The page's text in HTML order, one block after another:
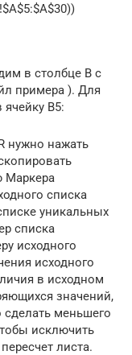
в столбце B с
примера ). Для
B5:
нужно нажать
Маркера
списка
уникальных
списка
исходного
исходного
в исходном
значений,
меньшего
исключить
листа.